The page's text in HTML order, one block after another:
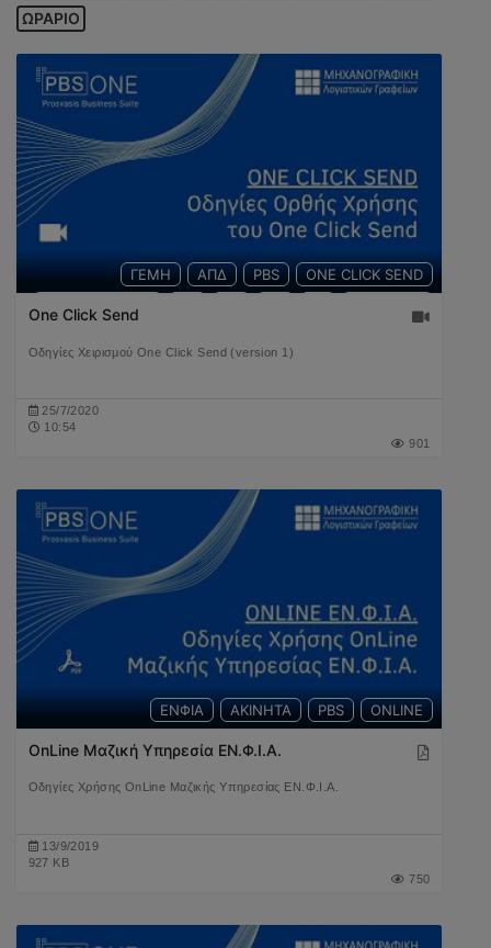
ΩΡΑΡΙΟ
ONE CLICK SEND
PBS
ΑΠΔ
ΓΕΜΗ
ΕΚΚΑΘΑΡΙΣΤΙΚΟ
ΤΕΛΗ ΚΥΚΛΟΦΟΡΙΑΣ
One Click Send
Οδηγίες Χειρισμού One Click Send (version 1)
25/7/2020
10:54
901
ONLINE
PBS
ΑΚΙΝΗΤΑ
ΕΝΦΙΑ
OnLine Μαζική Υπηρεσία ΕΝ.Φ.Ι.Α.
Οδηγίες Χρήσης OnLine Μαζικής Υπηρεσίας ΕΝ.Φ.Ι.Α.
13/9/2019
927 KB
750